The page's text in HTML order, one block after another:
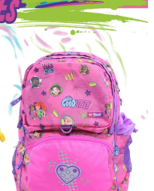
提供之「AFTEE先享後付」服務完成之交
個人資料，並將交易相關給付款項請求債
覽以下網址：
定代理人或監護人之同意方可使用
申辦者引起之損失，本公司不負相關責
將依據個別帳號之用戶狀況，依本公司即
有額度不足之情形，本公司將視審查結果
他人資訊註冊。若發現惡意使用之情形，
該用戶之使用額度並採取法律行動。